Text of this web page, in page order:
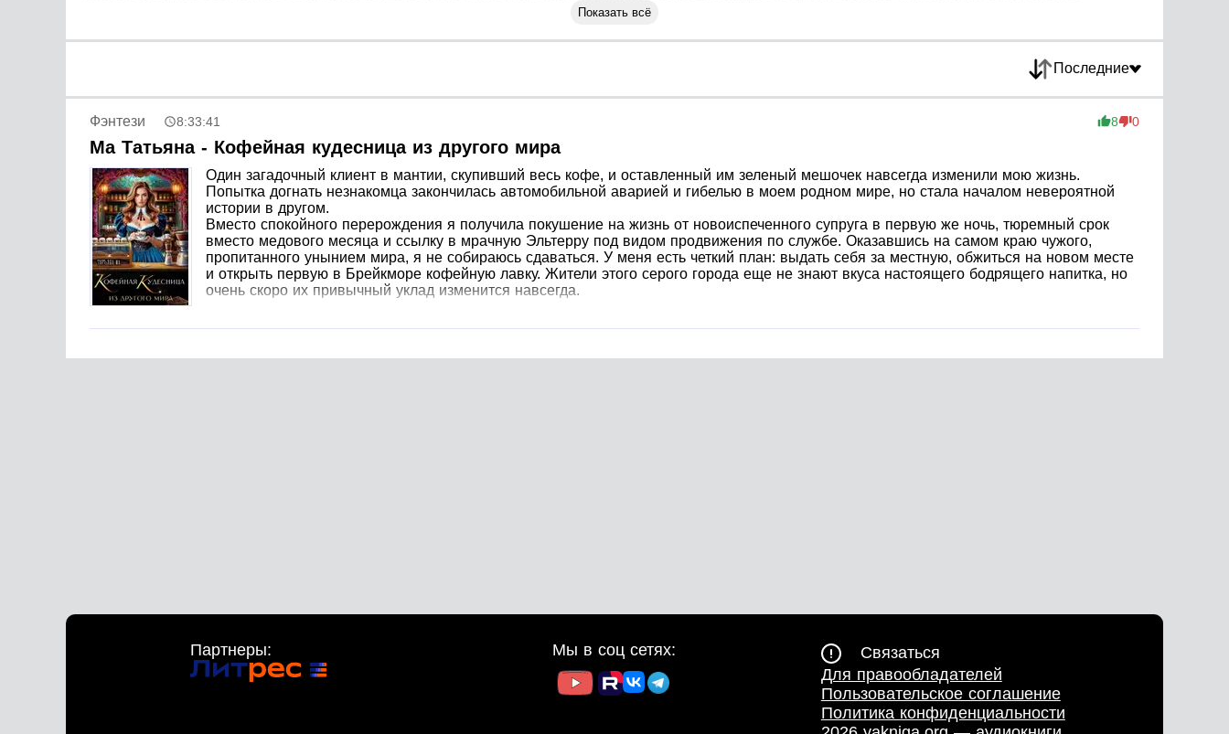
Показать всё
Последние
Фэнтези 8:33:41 8 0
Ма Татьяна - Кофейная кудесница из другого мира
Один загадочный клиент в мантии, скупивший весь кофе, и оставленный им зеленый мешочек навсегда изменили мою жизнь.
Попытка догнать незнакомца закончилась автомобильной аварией и гибелью в моем родном мире, но стала началом невероятной
истории в другом.
Вместо спокойного перерождения я получила покушение на жизнь от новоиспеченного супруга в первую же ночь, тюремный срок
вместо медового месяца и ссылку в мрачную Эльтерру под видом продвижения по службе. Оказавшись на самом краю чужого,
пропитанного унынием мира, я не собираюсь сдаваться. У меня есть четкий план: выдать себя за местную, обжиться на новом месте
и открыть первую в Брейкморе кофейную лавку. Жители этого серого города еще не знают вкуса настоящего бодрящего напитка, но
очень скоро их привычный уклад изменится навсегда.
Партнеры: Мы в соц сетях:
Связаться
Для правообладателей
Пользовательское соглашение
Политика конфиденциальности